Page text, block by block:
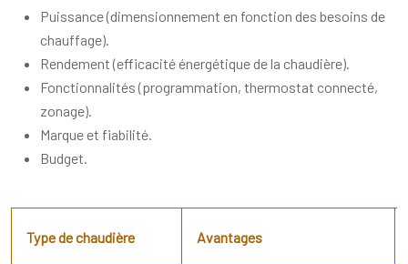
Puissance (dimensionnement en fonction des besoins de
chauffage).
Rendement (efficacité énergétique de la chaudière).
Fonctionnalités (programmation, thermostat connecté,
zonage).
Marque et fiabilité.
Budget.
Type de chaudière Avantages